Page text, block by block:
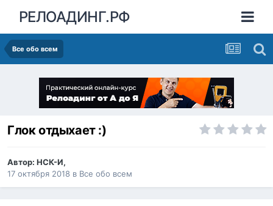
РЕЛОАДИНГ.РФ
Все обо всем
Глок отдыхает :)
Автор: НСК-И,
17 октября 2018 в Все обо всем